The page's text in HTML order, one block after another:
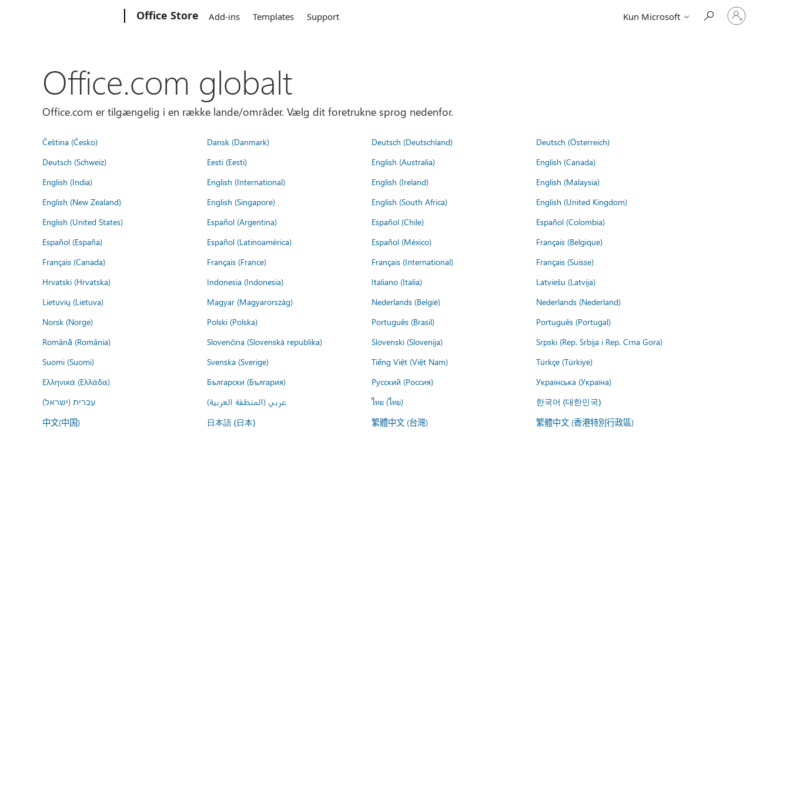
Office Store Add-ins Templates Support Kun Microsoft
Log
på
din
Office.com globalt
Office.com er tilgængelig i en række lande/områder. Vælg dit foretrukne sprog nedenfor.
Čeština (Česko) Dansk (Danmark) Deutsch (Deutschland)
Deutsch (Österreich)
Deutsch (Schweiz)
Eesti (Eesti) English (Australia)
English (Canada)
English (India)
English (International) English (Ireland)
English (Malaysia)
English (New Zealand)
English (Singapore) English (South Africa)
English (United Kingdom)
English (United States)
Español (Argentina) Español (Chile)
Español (Colombia)
Español (España)
Español (Latinoamérica) Español (México)
Français (Belgique)
Français (Canada)
Français (France) Français (International)
Français (Suisse)
Hrvatski (Hrvatska)
Indonesia (Indonesia) Italiano (Italia)
Latviešu (Latvija)
Lietuvių (Lietuva)
Magyar (Magyarország) Nederlands (België)
Nederlands (Nederland)
Norsk (Norge)
Polski (Polska) Português (Brasil)
Português (Portugal)
Română (România)
Slovenčina (Slovenská republika) Slovenski (Slovenija)
Srpski (Rep. Srbija i Rep. Crna Gora)
Suomi (Suomi)
Svenska (Sverige) Tiếng Việt (Việt Nam)
Türkçe (Türkiye)
Ελληνικά (Ελλάδα)
Български (България) Русский (Россия)
Українська (Україна)
עברית (ישראל)
عربي (المنطقة العربية) ไทย (ไทย) 한국어 (대한민국)
中文(中国) 日本語 (日本) 繁體中文 (台灣) 繁體中文 (香港特別行政區)